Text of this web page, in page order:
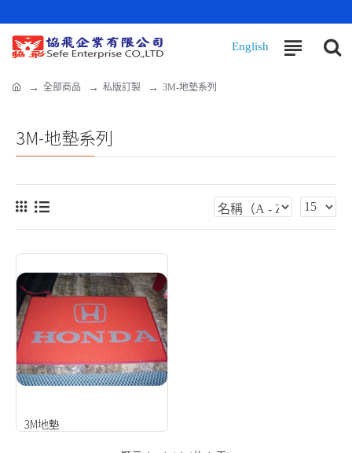
全部商品 私版訂製 3M-地墊系列
3M-地墊系列
3M地墊